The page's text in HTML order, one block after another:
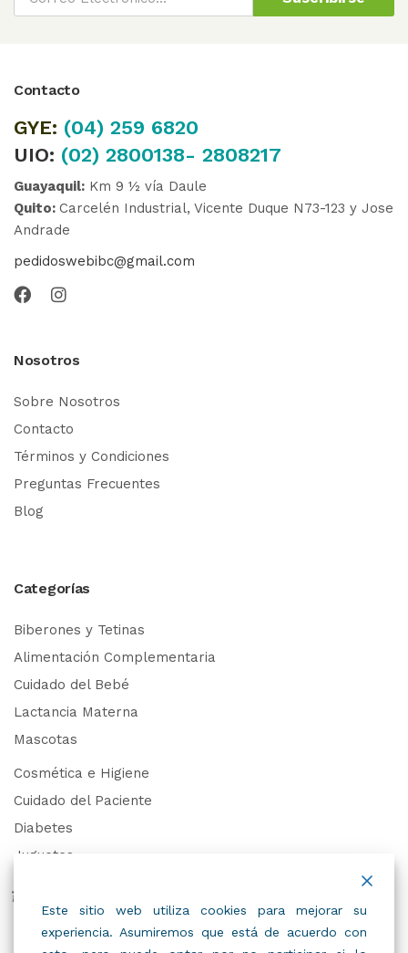
Contacto
GYE: (04) 259 6820
UIO: (02) 2800138- 2808217
Guayaquil: Km 9 ½ vía Daule
Quito: Carcelén Industrial, Vicente Duque N73-123 y Jose
Andrade
pedidoswebibc@gmail.com
Nosotros
Sobre Nosotros
Contacto
Términos y Condiciones
Preguntas Frecuentes
Blog
Categorías
Biberones y Tetinas
Alimentación Complementaria
Cuidado del Bebé
Lactancia Materna
Mascotas
Cosmética e Higiene
Cuidado del Paciente
Diabetes
Juguetes
Trabaja con Nosotros
Este sitio web utiliza cookies para mejorar su
experiencia. Asumiremos que está de acuerdo con